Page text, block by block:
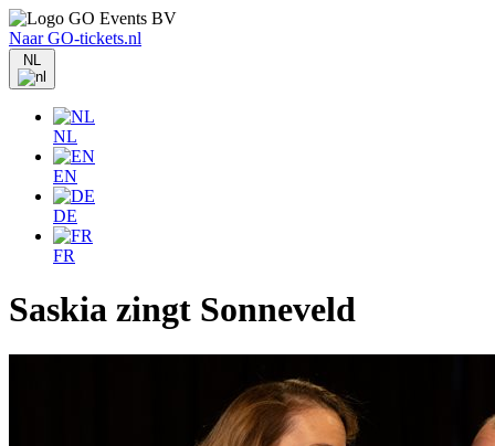
Naar GO-tickets.nl
NL
NL
EN
DE
FR
Saskia zingt Sonneveld